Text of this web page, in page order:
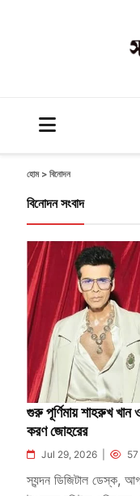
হোম> বিনোদন
বিনোদন সংবাদ
গুরু পূর্ণিমায় শাহরুখ
করণ জোহরের
Jul 29, 2026 | 57
স্যন্দন ডিজিটাল ডেস্ক,